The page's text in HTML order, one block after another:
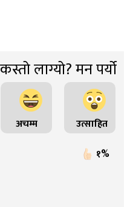
लाग्यो? मन पर्यो
अचम्म उत्साहित
१%